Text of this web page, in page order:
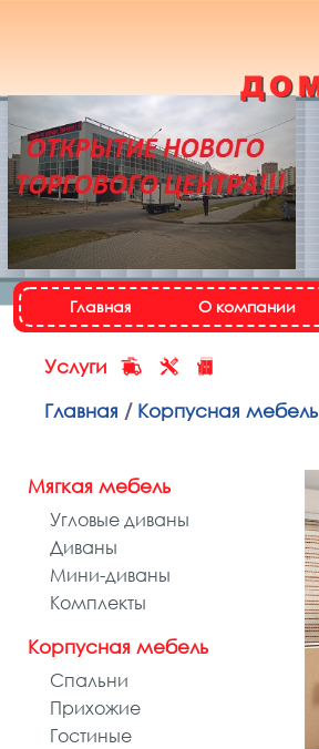
Кухонный гарнитур
«Настя»
Главная О компании
Услуги
Главная / Корпусная мебель
Мягкая мебель
Угловые диваны
Диваны
Мини-диваны
Комплекты
Корпусная мебель
Спальни
Прихожие
Гостиные